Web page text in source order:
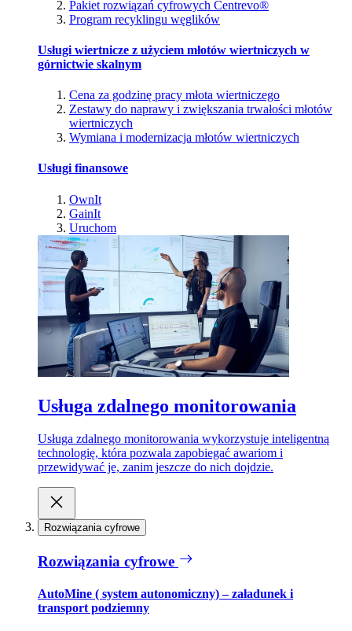
Pakiet rozwiązań cyfrowych Centrevo®
Program recyklingu węglików
Usługi wiertnicze z użyciem młotów wiertniczych w
górnictwie skalnym
Cena za godzinę pracy młota wiertniczego
Zestawy do naprawy i zwiększania trwałości młotów
wiertniczych
Wymiana i modernizacja młotów wiertniczych
Usługi finansowe
OwnIt
GainIt
Uruchom
Usługa zdalnego monitorowania
Usługa zdalnego monitorowania wykorzystuje inteligentną
technologię, która pozwala zapobiegać awariom i
przewidywać je, zanim jeszcze do nich dojdzie.
Rozwiązania cyfrowe
Rozwiązania cyfrowe
AutoMine ( system autonomiczny) – załadunek i
transport podziemny